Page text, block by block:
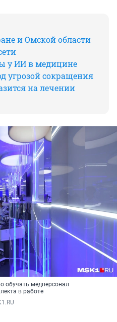
и Омской области
у ИИ в медицине
угрозой сокращения
на лечении
обучать медперсонал
в работе